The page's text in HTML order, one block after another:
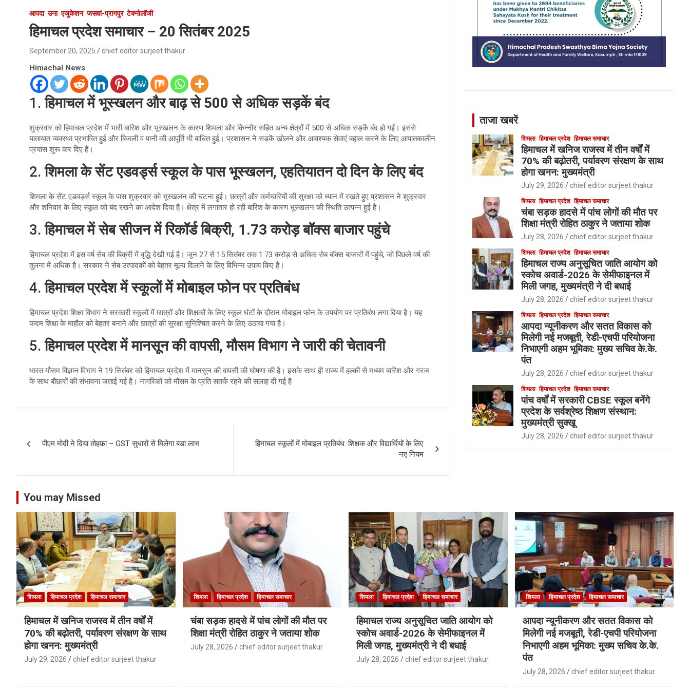
आपदा उना एजुकेशन जसवां-प्रागपुर टेक्नोलॉजी
हिमाचल प्रदेश समाचार – 20 सितंबर 2025
September 20, 2025 chief editor surjeet thakur
Himachal News
1.हिमाचल में भूस्खलन और बाढ़ से 500 से अधिक सड़कें बंद
शुक्रवार को हिमाचल प्रदेश में भारी बारिश और भूस्खलन के कारण शिमला और किन्नौर सहित अन्य क्षेत्रों में 500 से अधिक सड़कें बंद हो गईं। इससे
यातायात व्यवस्था प्रभावित हुई और बिजली व पानी की आपूर्ति भी बाधित हुई। प्रशासन ने सड़कें खोलने और आवश्यक सेवाएं बहाल करने के लिए आपातकालीन
प्रयास शुरू कर दिए हैं।
2.शिमला के सेंट एडवर्ड्स स्कूल के पास भूस्खलन, एहतियातन दो दिन के लिए बंद
शिमला के सेंट एडवर्ड्स स्कूल के पास शुक्रवार को भूस्खलन की घटना हुई। छात्रों और कर्मचारियों की सुरक्षा को ध्यान में रखते हुए प्रशासन ने शुक्रवार
और शनिवार के लिए स्कूल को बंद रखने का आदेश दिया है। क्षेत्र में लगातार हो रही बारिश के कारण भूस्खलन की स्थिति उत्पन्न हुई है।
3.हिमाचल में सेब सीजन में रिकॉर्ड बिक्री, 1.73 करोड़ बॉक्स बाजार पहुंचे
हिमाचल प्रदेश में इस वर्ष सेब की बिक्री में वृद्धि देखी गई है। जून 27 से 15 सितंबर तक 1.73 करोड़ से अधिक सेब बॉक्स बाजारों में पहुंचे, जो पिछले वर्ष की
तुलना में अधिक है। सरकार ने सेब उत्पादकों को बेहतर मूल्य दिलाने के लिए विभिन्न उपाय किए हैं।
4.हिमाचल प्रदेश में स्कूलों में मोबाइल फोन पर प्रतिबंध
हिमाचल प्रदेश शिक्षा विभाग ने सरकारी स्कूलों में छात्रों और शिक्षकों के लिए स्कूल घंटों के दौरान मोबाइल फोन के उपयोग पर प्रतिबंध लगा दिया है। यह
कदम शिक्षा के माहौल को बेहतर बनाने और छात्रों की सुरक्षा सुनिश्चित करने के लिए उठाया गया है।
5.हिमाचल प्रदेश में मानसून की वापसी, मौसम विभाग ने जारी की चेतावनी
भारत मौसम विज्ञान विभाग ने 19 सितंबर को हिमाचल प्रदेश में मानसून की वापसी की घोषणा की है। इसके साथ ही राज्य में हल्की से मध्यम बारिश और गरज
के साथ बौछारों की संभावना जताई गई है। नागरिकों को मौसम के प्रति सतर्क रहने की सलाह दी गई है
पीएम मोदी ने दिया तोहफ़ा – GST सुधारों से मिलेगा बड़ा लाभ
हिमाचल स्कूलों में मोबाइल प्रतिबंध: शिक्षक और विद्यार्थियों के लिए
नए नियम
ताजा खबरें
शिमला हिमाचल प्रदेश हिमाचल समाचार
हिमाचल में खनिज राजस्व में तीन वर्षों में
70% की बढ़ोतरी, पर्यावरण संरक्षण के साथ
होगा खनन: मुख्यमंत्री
July 29, 2026 chief editor surjeet thakur
शिमला हिमाचल प्रदेश हिमाचल समाचार
चंबा सड़क हादसे में पांच लोगों की मौत पर
शिक्षा मंत्री रोहित ठाकुर ने जताया शोक
July 28, 2026 chief editor surjeet thakur
शिमला हिमाचल प्रदेश हिमाचल समाचार
हिमाचल राज्य अनुसूचित जाति आयोग को
स्कोच अवार्ड-2026 के सेमीफाइनल में
मिली जगह, मुख्यमंत्री ने दी बधाई
July 28, 2026 chief editor surjeet thakur
शिमला हिमाचल प्रदेश हिमाचल समाचार
आपदा न्यूनीकरण और सतत विकास को
मिलेगी नई मजबूती, रेडी-एचपी परियोजना
निभाएगी अहम भूमिका: मुख्य सचिव के.के.
पंत
July 28, 2026 chief editor surjeet thakur
शिमला हिमाचल प्रदेश हिमाचल समाचार
पांच वर्षों में सरकारी CBSE स्कूल बनेंगे
प्रदेश के सर्वश्रेष्ठ शिक्षण संस्थान:
मुख्यमंत्री सुक्खू
July 28, 2026 chief editor surjeet thakur
You may Missed
शिमला हिमाचल प्रदेश हिमाचल समाचार
हिमाचल में खनिज राजस्व में तीन वर्षों में
70% की बढ़ोतरी, पर्यावरण संरक्षण के साथ
होगा खनन: मुख्यमंत्री
July 29, 2026 chief editor surjeet thakur
शिमला हिमाचल प्रदेश हिमाचल समाचार
चंबा सड़क हादसे में पांच लोगों की मौत पर
शिक्षा मंत्री रोहित ठाकुर ने जताया शोक
July 28, 2026 chief editor surjeet thakur
शिमला हिमाचल प्रदेश हिमाचल समाचार
हिमाचल राज्य अनुसूचित जाति आयोग को
स्कोच अवार्ड-2026 के सेमीफाइनल में
मिली जगह, मुख्यमंत्री ने दी बधाई
July 28, 2026 chief editor surjeet thakur
शिमला हिमाचल प्रदेश हिमाचल समाचार
आपदा न्यूनीकरण और सतत विकास को
मिलेगी नई मजबूती, रेडी-एचपी परियोजना
निभाएगी अहम भूमिका: मुख्य सचिव के.के.
पंत
July 28, 2026 chief editor surjeet thakur